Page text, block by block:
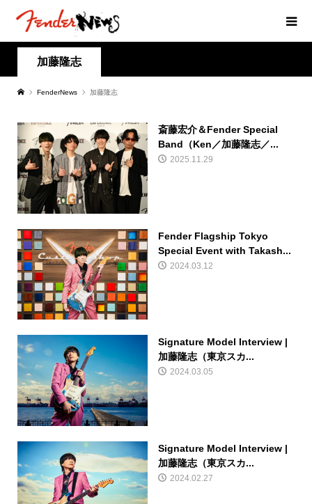
加藤隆志
FenderNews 加藤隆志
斎藤宏介＆Fender Special
Band（Ken／加藤隆志／...
2025.11.29
Fender Flagship Tokyo
Special Event with Takash...
2024.03.12
Signature Model Interview |
加藤隆志（東京スカ...
2024.03.05
Signature Model Interview |
加藤隆志（東京スカ...
2024.02.27